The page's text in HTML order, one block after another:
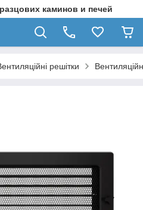
каминов и печей
решітки